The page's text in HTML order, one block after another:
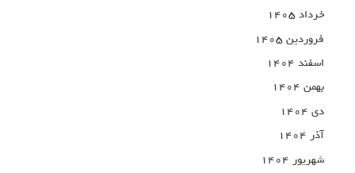
خرداد ۱۴۰۵
فروردین ۱۴۰۵
اسفند ۱۴۰۴
بهمن ۱۴۰۴
دی ۱۴۰۴
آذر ۱۴۰۴
شهریور ۱۴۰۴